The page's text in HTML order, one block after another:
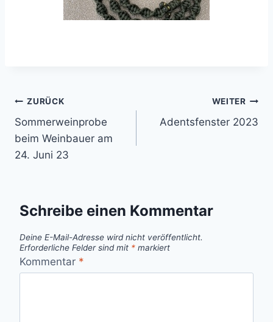
Beitragsnavigation
ZURÜCK
Sommerweinprobe
beim Weinbauer am
24. Juni 23
WEITER
Adentsfenster 2023
Schreibe einen Kommentar
Deine E-Mail-Adresse wird nicht veröffentlicht.
Erforderliche Felder sind mit * markiert
Kommentar *